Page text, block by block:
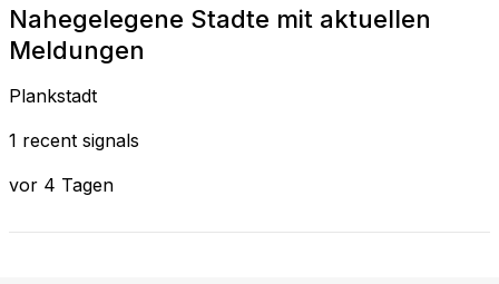
Nahegelegene Stadte mit aktuellen
Meldungen
Plankstadt
1 recent signals
vor 4 Tagen